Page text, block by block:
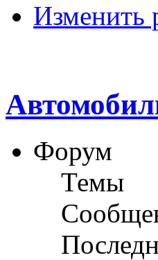
Изменить
Форум
Темы